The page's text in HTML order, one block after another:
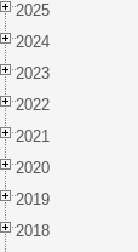
2025
2024
2023
2022
2021
2020
2019
2018